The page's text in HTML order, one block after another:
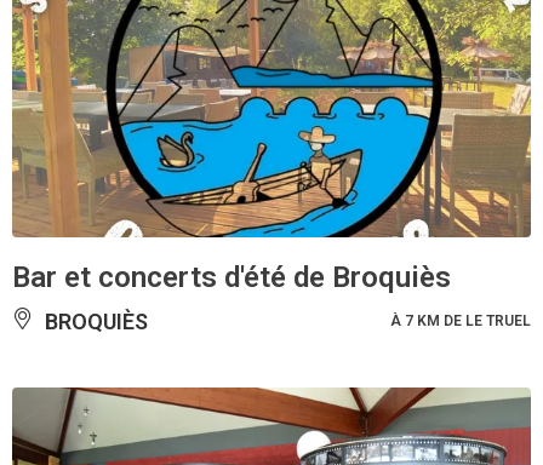
Bar et concerts d'été de Broquiès
BROQUIÈS À 7 KM DE LE TRUEL